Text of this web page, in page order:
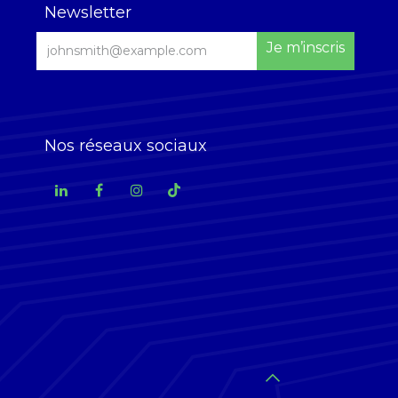
Newsletter
Je m’inscris
Nos réseaux sociaux